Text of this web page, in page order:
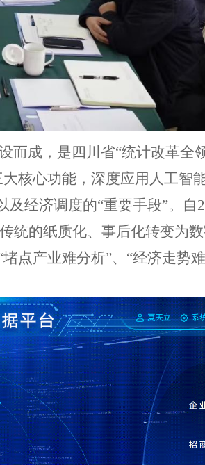
而成，是四川省“统计改革全
核心功能，深度应用人工智
及经济调度的“重要手段”。自
统的纸质化、事后化转变为数
点产业难分析”、“经济走势